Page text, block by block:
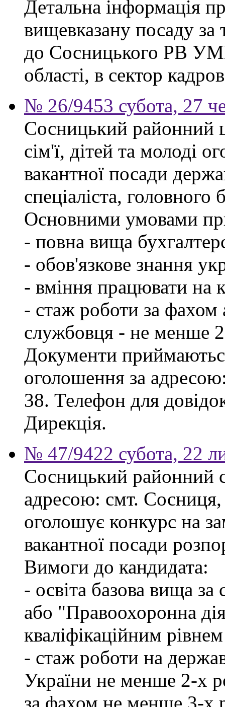
Детальна інформація
вищевказану посаду
до Сосницького РВ
області, в сектор
№ 26/9453 субота, 27
Сосницький районний
сім'ї, дітей та молоді
вакантної посади
спеціаліста, головного
Основними умовами
- повна вища
- обов'язкове знання
- вміння працювати на
- стаж роботи за фахом
службовця - не менше 2
Документи
оголошення за
38. Телефон для
Дирекція.
№ 47/9422 субота, 22
Сосницький районний
адресою: смт. Сосниця,
оголошує конкурс на
вакантної посади
Вимоги до кандидата:
- освіта базова вища
або "Правоохоронна
кваліфікаційним
- стаж роботи на
України не менше 2-х
за фахом не менше 3-х